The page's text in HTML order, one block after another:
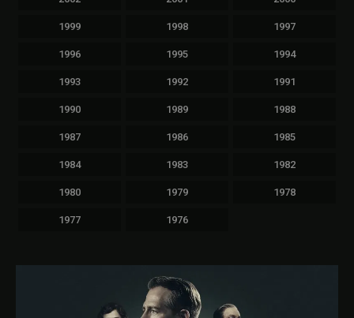
1999 1998 1997
1996 1995 1994
1993 1992 1991
1990 1989 1988
1987 1986 1985
1984 1983 1982
1980 1979 1978
1977 1976